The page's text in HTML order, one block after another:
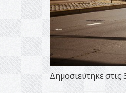
Δημοσιεύτηκε στις